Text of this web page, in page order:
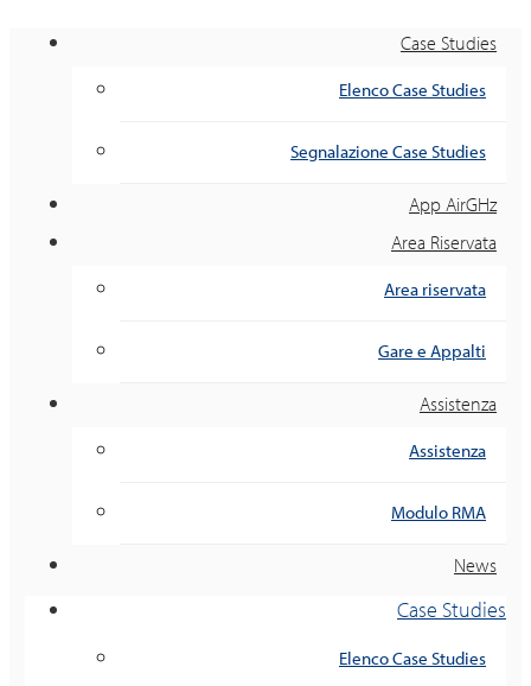
Case Studies
Elenco Case Studies
Segnalazione Case Studies
App AirGHz
Area Riservata
Area riservata
Gare e Appalti
Assistenza
Assistenza
Modulo RMA
News
Case Studies
Elenco Case Studies